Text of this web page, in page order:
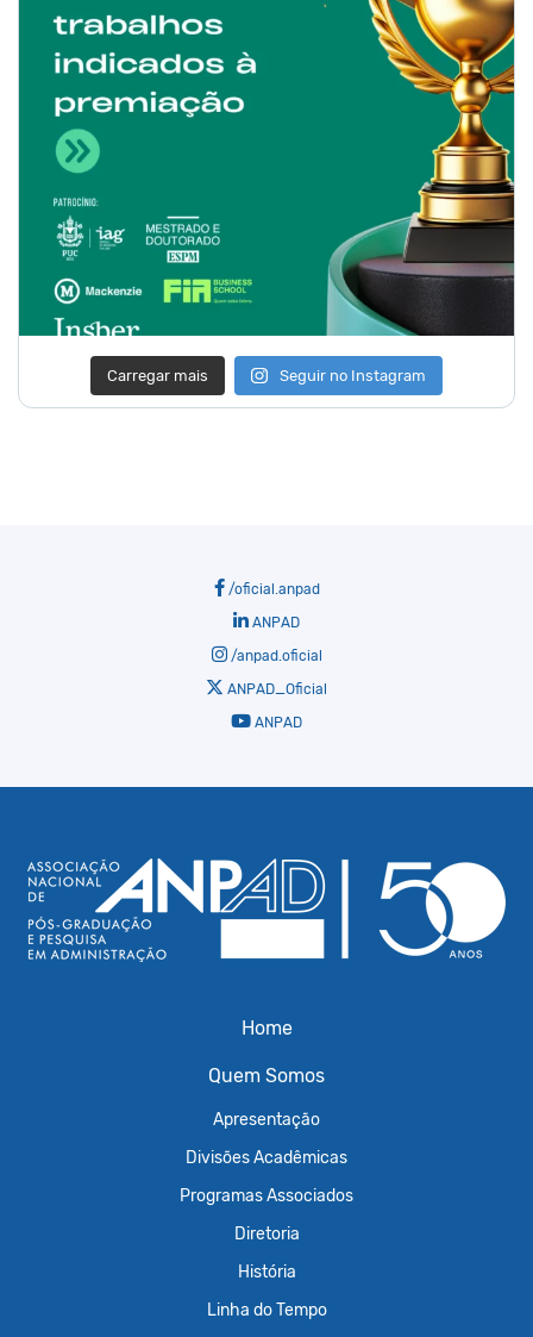
Carregar mais Seguir no Instagram
/oficial.anpad
ANPAD
/anpad.oficial
ANPAD_Oficial
ANPAD
Home
Quem Somos
Apresentação
Divisões Acadêmicas
Programas Associados
Diretoria
História
Linha do Tempo